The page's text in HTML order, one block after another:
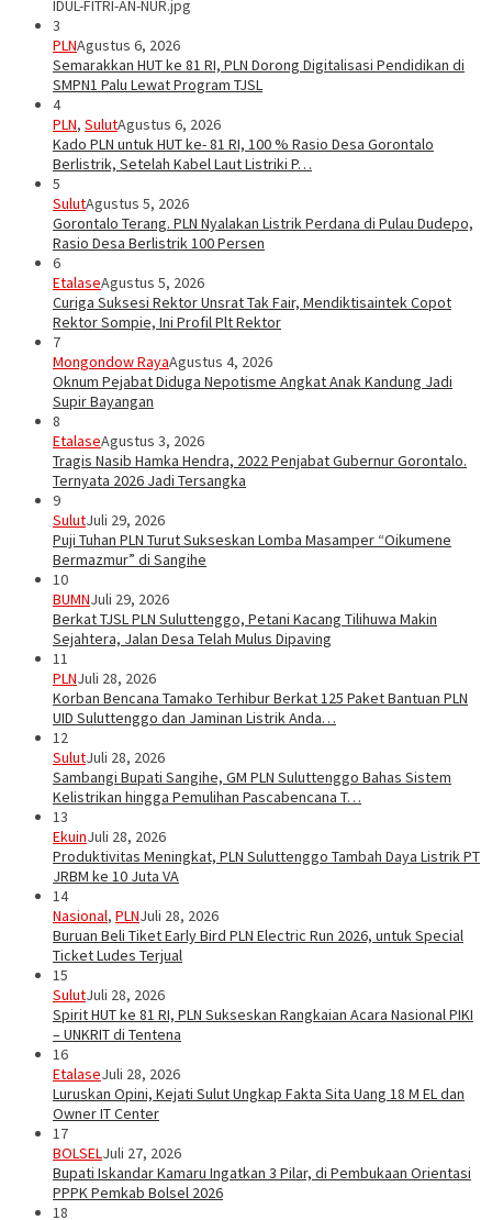
IDUL-FITRI-AN-NUR.jpg
3
PLNAgustus 6, 2026
Semarakkan HUT ke 81 RI, PLN Dorong Digitalisasi Pendidikan di
SMPN1 Palu Lewat Program TJSL
4
PLN, SulutAgustus 6, 2026
Kado PLN untuk HUT ke- 81 RI, 100 % Rasio Desa Gorontalo
Berlistrik, Setelah Kabel Laut Listriki P…
5
SulutAgustus 5, 2026
Gorontalo Terang. PLN Nyalakan Listrik Perdana di Pulau Dudepo,
Rasio Desa Berlistrik 100 Persen
6
EtalaseAgustus 5, 2026
Curiga Suksesi Rektor Unsrat Tak Fair, Mendiktisaintek Copot
Rektor Sompie, Ini Profil Plt Rektor
7
Mongondow RayaAgustus 4, 2026
Oknum Pejabat Diduga Nepotisme Angkat Anak Kandung Jadi
Supir Bayangan
8
EtalaseAgustus 3, 2026
Tragis Nasib Hamka Hendra, 2022 Penjabat Gubernur Gorontalo.
Ternyata 2026 Jadi Tersangka
9
SulutJuli 29, 2026
Puji Tuhan PLN Turut Sukseskan Lomba Masamper “Oikumene
Bermazmur” di Sangihe
10
BUMNJuli 29, 2026
Berkat TJSL PLN Suluttenggo, Petani Kacang Tilihuwa Makin
Sejahtera, Jalan Desa Telah Mulus Dipaving
11
PLNJuli 28, 2026
Korban Bencana Tamako Terhibur Berkat 125 Paket Bantuan PLN
UID Suluttenggo dan Jaminan Listrik Anda…
12
SulutJuli 28, 2026
Sambangi Bupati Sangihe, GM PLN Suluttenggo Bahas Sistem
Kelistrikan hingga Pemulihan Pascabencana T…
13
EkuinJuli 28, 2026
Produktivitas Meningkat, PLN Suluttenggo Tambah Daya Listrik PT
JRBM ke 10 Juta VA
14
Nasional, PLNJuli 28, 2026
Buruan Beli Tiket Early Bird PLN Electric Run 2026, untuk Special
Ticket Ludes Terjual
15
SulutJuli 28, 2026
Spirit HUT ke 81 RI, PLN Sukseskan Rangkaian Acara Nasional PIKI
– UNKRIT di Tentena
16
EtalaseJuli 28, 2026
Luruskan Opini, Kejati Sulut Ungkap Fakta Sita Uang 18 M EL dan
Owner IT Center
17
BOLSELJuli 27, 2026
Bupati Iskandar Kamaru Ingatkan 3 Pilar, di Pembukaan Orientasi
PPPK Pemkab Bolsel 2026
18